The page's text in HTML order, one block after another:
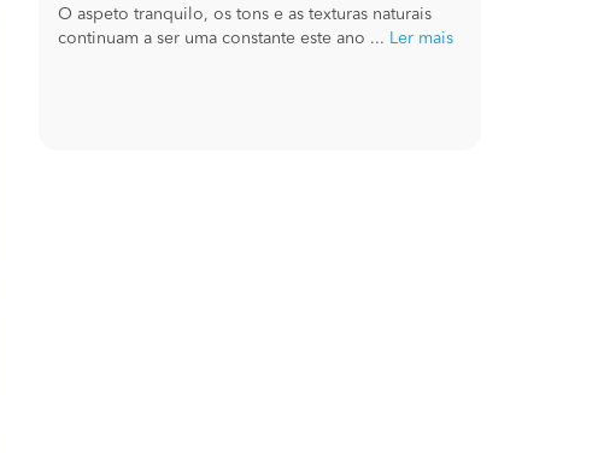
O aspeto tranquilo, os tons e as texturas naturais
continuam a ser uma constante este ano ... Ler mais